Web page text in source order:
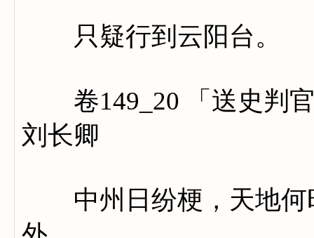
只疑行到云阳台。
卷149_20 「送史判官
刘长卿
中州日纷梗，天地何